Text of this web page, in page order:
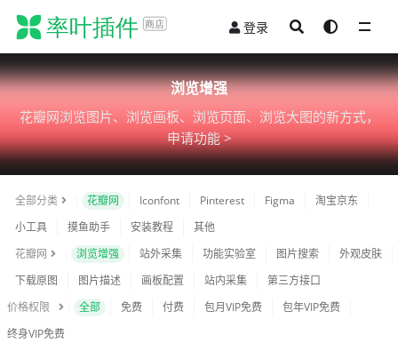
登录
浏览增强
花瓣网浏览图片、浏览画板、浏览页面、浏览大图的新方式，
申请功能 >
全部分类 花瓣网 Iconfont Pinterest Figma
淘宝京东
小工具
摸鱼助手 安装教程
其他
花瓣网
浏览增强 站外采集 功能实验室 图片搜索
外观皮肤
下载原图
图片描述 画板配置 站内采集
第三方接口
价格权限
全部 免费 付费 包月VIP免费
包年VIP免费
终身VIP免费